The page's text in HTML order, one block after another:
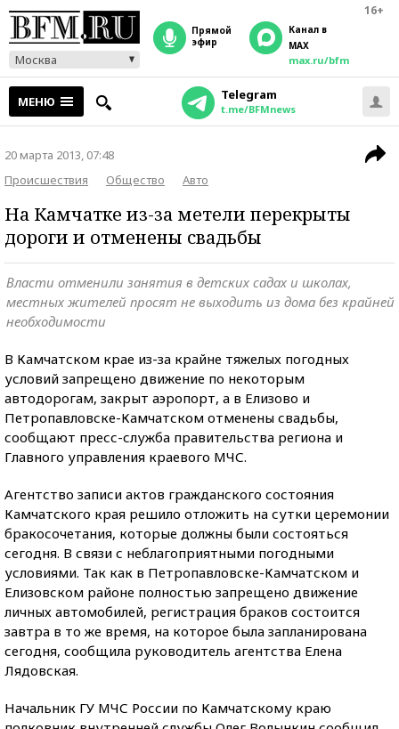
16+
Москва
прямой
эфир
Канал в
MAX
max.ru/bfm
МЕНЮ Telegram
t.me/BFMnews
20 марта 2013, 07:48
Происшествия
Общество Авто
На Камчатке из-за метели перекрыты
дороги и отменены свадьбы
Власти отменили занятия в детских садах и школах,
местных жителей просят не выходить из дома без крайней
необходимости
В Камчатском крае из-за крайне тяжелых погодных
условий запрещено движение по некоторым
автодорогам, закрыт аэропорт, а в Елизово и
Петропавловске-Камчатском отменены свадьбы,
сообщают пресс-служба правительства региона и
Главного управления краевого МЧС.
Агентство записи актов гражданского состояния
Камчатского края решило отложить на сутки церемонии
бракосочетания, которые должны были состояться
сегодня. В связи с неблагоприятными погодными
условиями. Так как в Петропавловске-Камчатском и
Елизовском районе полностью запрещено движение
личных автомобилей, регистрация браков состоится
завтра в то же время, на которое была запланирована
сегодня, сообщила руководитель агентства Елена
Лядовская.
Начальник ГУ МЧС России по Камчатскому краю